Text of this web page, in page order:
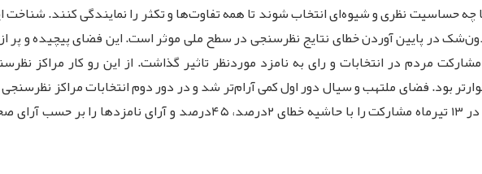
چه حساسیت نظری و شیوه‌ای انتخاب شوند تا همه تفاوت‌ها و تکثر را نمایندگی کنند.
در پایین آوردن خطای نتایج نظرسنجی در سطح ملی موثر است. این فضای پیچیده و پر
مردم در انتخابات و رای به نامزد موردنظر تاثیر گذاشت. از این رو کار مراکز
بود. فضای ملتهب و سیال دور اول کمی آرام‌تر شد و در دور دوم انتخابات مراکز
دور اول داشتند. مرکز افکارسنجی دانشجویان ایران (ایسپا) در ۱۳ تیرماه مشارکت را با حاشیه خطای